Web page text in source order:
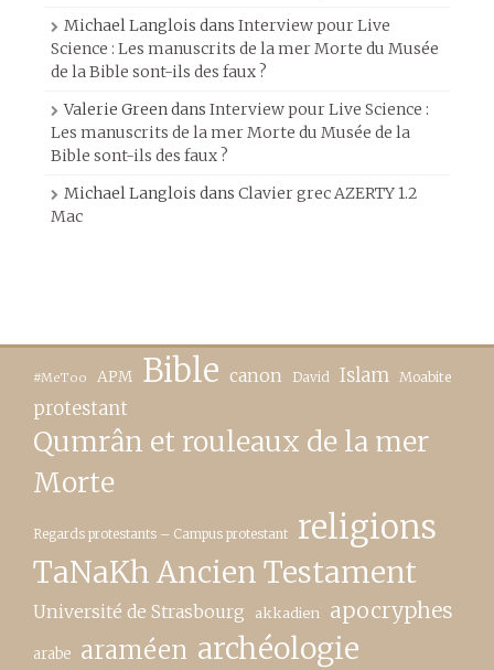
Michael Langlois dans Interview pour Live
Science : Les manuscrits de la mer Morte du Musée
de la Bible sont-ils des faux ?
Valerie Greendans Interview pour Live Science :
Les manuscrits de la mer Morte du Musée de la
Bible sont-ils des faux ?
Michael Langlois dans Clavier grec AZERTY 1.2
Mac
#MeToo APM Bible canon David Islam Moabite
protestant
Qumrân et rouleaux de la mer
Morte
Regards protestants – Campus protestant religions
TaNaKh Ancien Testament
Université de Strasbourg akkadien apocryphes
arabe araméen archéologie